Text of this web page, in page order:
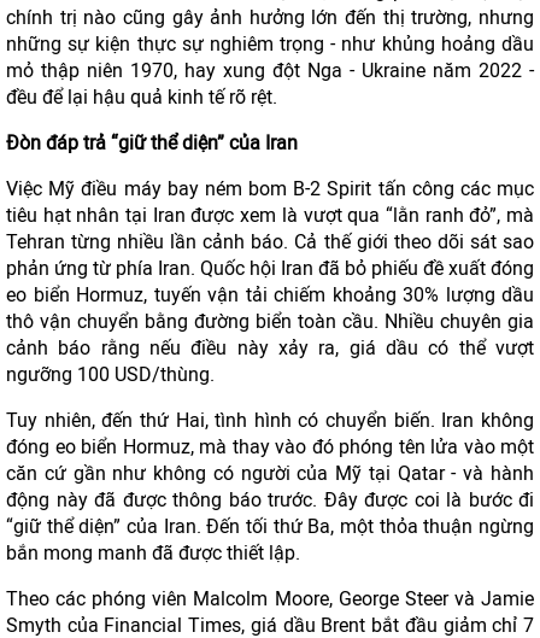
chính trị nào cũng gây ảnh hưởng lớn đến thị trường, nhưng
những sự kiện thực sự nghiêm trọng - như khủng hoảng dầu
mỏ thập niên 1970, hay xung đột Nga - Ukraine năm 2022 -
đều để lại hậu quả kinh tế rõ rệt.
Đòn đáp trả “giữ thể diện” của Iran
Việc Mỹ điều máy bay ném bom B-2 Spirit tấn công các mục
tiêu hạt nhân tại Iran được xem là vượt qua “lằn ranh đỏ”, mà
Tehran từng nhiều lần cảnh báo. Cả thế giới theo dõi sát sao
phản ứng từ phía Iran. Quốc hội Iran đã bỏ phiếu đề xuất đóng
eo biển Hormuz, tuyến vận tải chiếm khoảng 30% lượng dầu
thô vận chuyển bằng đường biển toàn cầu. Nhiều chuyên gia
cảnh báo rằng nếu điều này xảy ra, giá dầu có thể vượt
ngưỡng 100 USD/thùng.
Tuy nhiên, đến thứ Hai, tình hình có chuyển biến. Iran không
đóng eo biển Hormuz, mà thay vào đó phóng tên lửa vào một
căn cứ gần như không có người của Mỹ tại Qatar - và hành
động này đã được thông báo trước. Đây được coi là bước đi
“giữ thể diện” của Iran. Đến tối thứ Ba, một thỏa thuận ngừng
bắn mong manh đã được thiết lập.
Theo các phóng viên Malcolm Moore, George Steer và Jamie
Smyth của Financial Times, giá dầu Brent bắt đầu giảm chỉ 7